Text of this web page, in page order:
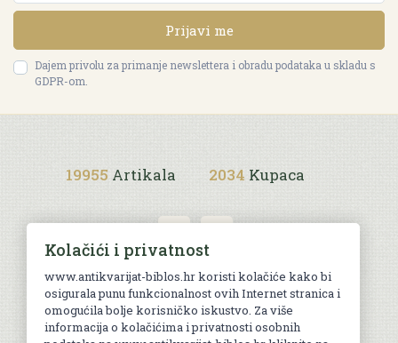
Prijavi me
Dajem privolu za primanje newslettera i obradu podataka u skladu s
GDPR-om.
19955 Artikala 2034 Kupaca
Uvjeti kupnje
Kolačići i privatnost
www.antikvarijat-biblos.hr koristi kolačiće kako bi
osigurala punu funkcionalnost ovih Internet stranica i
omogućila bolje korisničko iskustvo. Za više
informacija o kolačićima i privatnosti osobnih